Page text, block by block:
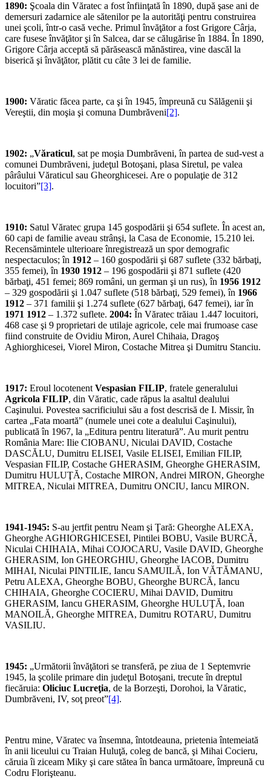
1890: Şcoala din Văratec a fost înfiinţată în 1890, după şase ani de
demersuri zadarnice ale sătenilor pe la autorităţi pentru construirea
unei şcoli, într-o casă veche. Primul învăţător a fost Grigore Cârja,
care fusese învăţător şi în Salcea, dar se călugărise în 1884. În 1890,
Grigore Cârja acceptă să părăsească mănăstirea, vine dascăl la
biserică şi învăţător, plătit cu câte 3 lei de familie.
1900: Văratic făcea parte, ca şi în 1945, împreună cu Sălăgenii şi
Vereştii, din moşia şi comuna Dumbrăveni[2].
1902: „Văraticul, sat pe moşia Dumbrăveni, în partea de sud-vest a
comunei Dumbrăveni, judeţul Botoşani, plasa Siretul, pe valea
pârâului Văraticul sau Gheorghicesei. Are o populaţie de 312
locuitori”[3].
1910: Satul Văratec grupa 145 gospodării şi 654 suflete. În acest an,
60 capi de familie aveau strânşi, la Casa de Economie, 15.210 lei.
Recensămintele ulterioare înregistrează un spor demografic
nespectaculos; în 1912 – 160 gospodării şi 687 suflete (332 bărbaţi,
355 femei), în 1930 1912 – 196 gospodării şi 871 suflete (420
bărbaţi, 451 femei; 869 români, un german şi un rus), în 1956 1912
– 329 gospodării şi 1.047 suflete (518 bărbaţi, 529 femei), în 1966
1912 – 371 familii şi 1.274 suflete (627 bărbaţi, 647 femei), iar în
1971 1912 – 1.372 suflete. 2004: În Văratec trăiau 1.447 locuitori,
468 case şi 9 proprietari de utilaje agricole, cele mai frumoase case
fiind construite de Ovidiu Miron, Aurel Chihaia, Dragoş
Aghiorghicesei, Viorel Miron, Costache Mitrea şi Dumitru Stanciu.
1917: Eroul locotenent Vespasian FILIP, fratele generalului
Agricola FILIP, din Văratic, cade răpus la asaltul dealului
Caşinului. Povestea sacrificiului său a fost descrisă de I. Missir, în
cartea „Fata moartă” (numele unei cote a dealului Caşinului),
publicată în 1967, la „Editura pentru literatură”. Au murit pentru
România Mare: Ilie CIOBANU, Niculai DAVID, Costache
DASCĂLU, Dumitru ELISEI, Vasile ELISEI, Emilian FILIP,
Vespasian FILIP, Costache GHERASIM, Gheorghe GHERASIM,
Dumitru HULUŢĂ, Costache MIRON, Andrei MIRON, Gheorghe
MITREA, Niculai MITREA, Dumitru ONCIU, Iancu MIRON.
1941-1945: S-au jertfit pentru Neam şi Ţară: Gheorghe ALEXA,
Gheorghe AGHIORGHICESEI, Pintilei BOBU, Vasile BURCĂ,
Niculai CHIHAIA, Mihai COJOCARU, Vasile DAVID, Gheorghe
GHERASIM, Ion GHEORGHIU, Gheorghe IACOB, Dumitru
MIHAI, Niculai PINTILIE, Iancu SAMUILĂ, Ion VĂTĂMANU,
Petru ALEXA, Gheorghe BOBU, Gheorghe BURCĂ, Iancu
CHIHAIA, Gheorghe COCIERU, Mihai DAVID, Dumitru
GHERASIM, Iancu GHERASIM, Gheorghe HULUŢĂ, Ioan
MANOILĂ, Gheorghe MITREA, Dumitru ROTARU, Dumitru
VASILIU.
1945: „Următorii învăţători se transferă, pe ziua de 1 Septemvrie
1945, la şcolile primare din judeţul Botoşani, trecute în dreptul
fiecăruia: Oliciuc Lucreţia, de la Borzeşti, Dorohoi, la Văratic,
Dumbrăveni, IV, soţ preot”[4].
Pentru mine, Văratec va însemna, întotdeauna, prietenia întemeiată
în anii liceului cu Traian Huluţă, coleg de bancă, şi Mihai Cocieru,
căruia îi ziceam Miky şi care stătea în banca următoare, împreună cu
Codru Florişteanu.